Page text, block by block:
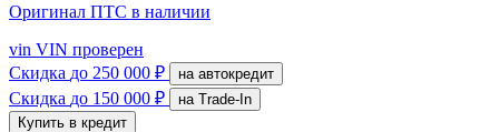
Оригинал ПТС в наличии
vin VIN проверен
Скидка до 250 000 ₽ на автокредит
Скидка до 150 000 ₽
на Trade-In
Купить в кредит